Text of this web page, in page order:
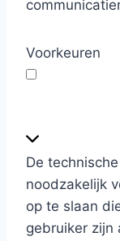
e
Voorkeuren
o
o
r
k
e
De
noodzakelijk
op te slaan
gebruiker zijn